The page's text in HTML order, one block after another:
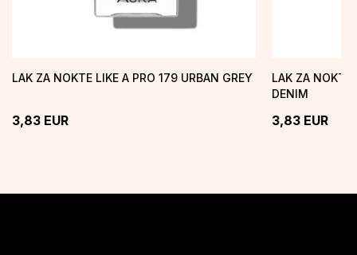
LAK ZA NOKTE LIKE A PRO 179 URBAN GREY
3,83 EUR
LAK ZA NOKTE
DENIM
3,83 EUR